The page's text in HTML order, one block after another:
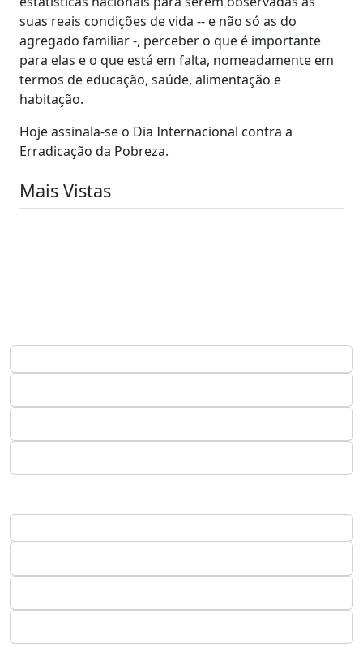
suas reais condições de vida -- e não só as do
agregado familiar -, perceber o que é importante
para elas e o que está em falta, nomeadamente em
termos de educação, saúde, alimentação e
habitação.
Hoje assinala-se o Dia Internacional contra a
Erradicação da Pobreza.
Mais Vistas